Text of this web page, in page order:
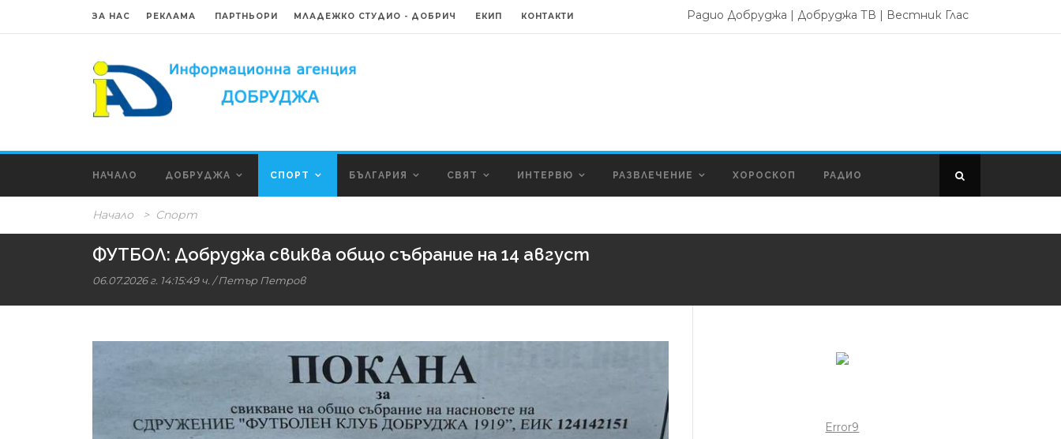
ЗА НАС РЕКЛАМА ПАРТНЬОРИ МЛАДЕЖКО СТУДИО - ДОБРИЧ ЕКИП КОНТАКТИ Радио Добруджа | Добруджа ТВ | Вестник Глас
НАЧАЛО ДОБРУДЖА СПОРТ БЪЛГАРИЯ СВЯТ ИНТЕРВЮ РАЗВЛЕЧЕНИЕ ХОРОСКОП РАДИО
Начало > Спорт
ФУТБОЛ: Добруджа свиква общо събрание на 14 август
06.07.2026 г. 14:15:49 ч. /Петър Петров
Error9